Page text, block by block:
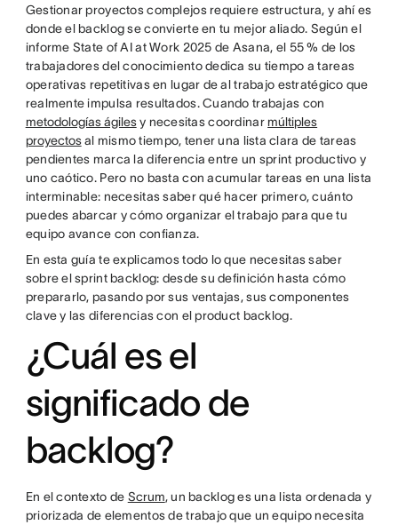
Gestionar proyectos complejos requiere estructura, y ahí es
donde el backlog se convierte en tu mejor aliado. Según el
informe State of AI at Work 2025 de Asana, el 55 % de los
trabajadores del conocimiento dedica su tiempo a tareas
operativas repetitivas en lugar de al trabajo estratégico que
realmente impulsa resultados. Cuando trabajas con
metodologías ágilesy necesitas coordinar múltiples
proyectosal mismo tiempo, tener una lista clara de tareas
pendientes marca la diferencia entre un sprint productivo y
uno caótico. Pero no basta con acumular tareas en una lista
interminable: necesitas saber qué hacer primero, cuánto
puedes abarcar y cómo organizar el trabajo para que tu
equipo avance con confianza.
En esta guía te explicamos todo lo que necesitas saber
sobre el sprint backlog: desde su definición hasta cómo
prepararlo, pasando por sus ventajas, sus componentes
clave y las diferencias con el product backlog.
¿Cuál es el
significado de
backlog?
En el contexto de Scrum, un backlog es una lista ordenada y
priorizada de elementos de trabajo que un equipo necesita